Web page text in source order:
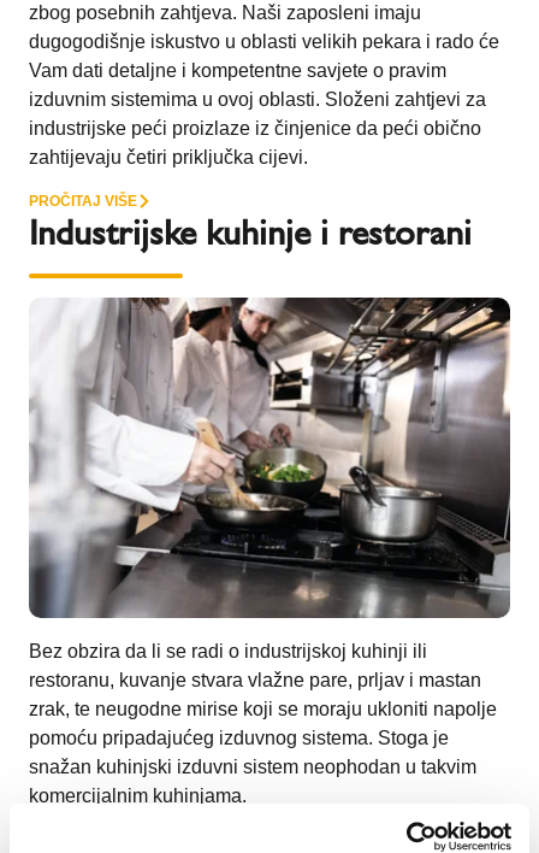
zbog posebnih zahtjeva. Naši zaposleni imaju
dugogodišnje iskustvo u oblasti velikih pekara i rado će
Vam dati detaljne i kompetentne savjete o pravim
izduvnim sistemima u ovoj oblasti. Složeni zahtjevi za
industrijske peći proizlaze iz činjenice da peći obično
zahtijevaju četiri priključka cijevi.
PROČITAJ VIŠE
Industrijske kuhinje i restorani
Bez obzira da li se radi o industrijskoj kuhinji ili
restoranu, kuvanje stvara vlažne pare, prljav i mastan
zrak, te neugodne mirise koji se moraju ukloniti napolje
pomoću pripadajućeg izduvnog sistema. Stoga je
snažan kuhinjski izduvni sistem neophodan u takvim
komercijalnim kuhinjama.